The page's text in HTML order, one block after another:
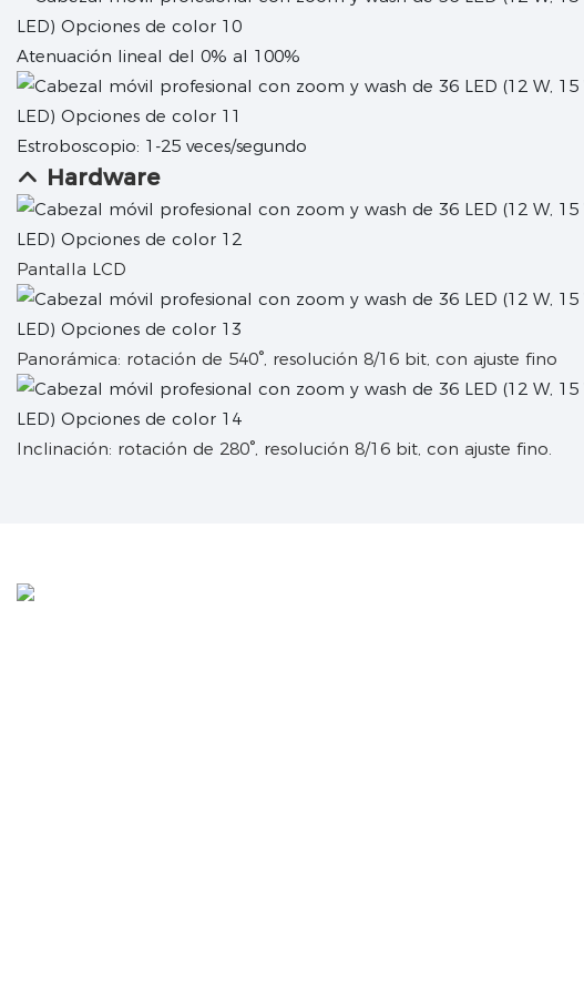
Atenuación lineal del 0% al 100%
Estroboscopio: 1-25 veces/segundo
Hardware
Pantalla LCD
Panorámica: rotación de 540°, resolución 8/16 bit, con ajuste fino
Inclinación: rotación de 280°, resolución 8/16 bit, con ajuste fino.